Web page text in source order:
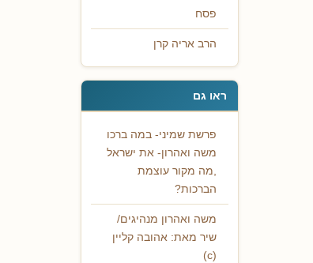
פסח
הרב אריה קרן
ראו גם
פרשת שמיני- במה ברכו
משה ואהרון- את ישראל
,מה מקור עוצמת
הברכות?
משה ואהרון מנהיגים/
שיר מאת: אהובה קליין
(c)